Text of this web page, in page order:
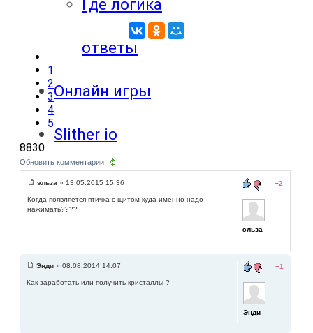
Где логика
ответы
Онлайн игры
Slither io
Deep io
1
2
3
4
5
8830
Обновить комментарии
эльза » 13.05.2015 15:36
Когда появляется птичка с щитом куда именно надо
нажимать????
−2
эльза
Энди » 08.08.2014 14:07
Как заработать или получить кристаллы ?
−1
Энди